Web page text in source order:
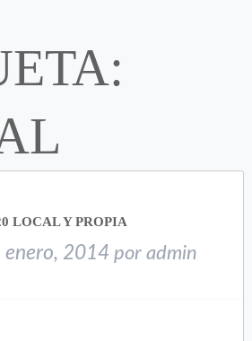
LOCAL Y PROPIA
enero, 2014 por admin